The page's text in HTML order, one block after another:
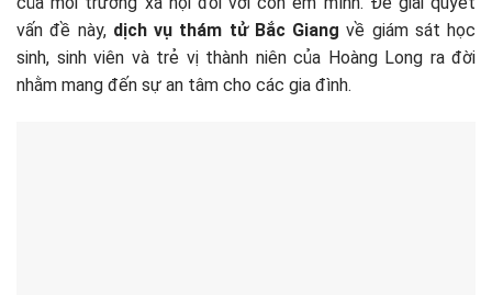
vấn đề này, dịch vụ thám tử Bắc Giang về giám sát học
sinh, sinh viên và trẻ vị thành niên của Hoàng Long ra đời
nhằm mang đến sự an tâm cho các gia đình.